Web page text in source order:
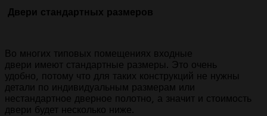
Двери стандартных размеров
Во многих типовых помещениях входные
двери имеют стандартные размеры. Это очень
удобно, потому что для таких конструкций не нужны
детали по индивидуальным размерам или
нестандартное дверное полотно, а значит и стоимость
двери будет несколько ниже.